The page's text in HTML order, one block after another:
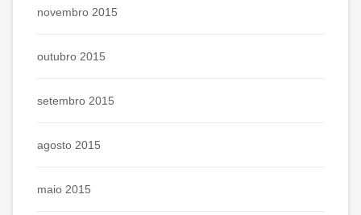
novembro 2015
outubro 2015
setembro 2015
agosto 2015
maio 2015